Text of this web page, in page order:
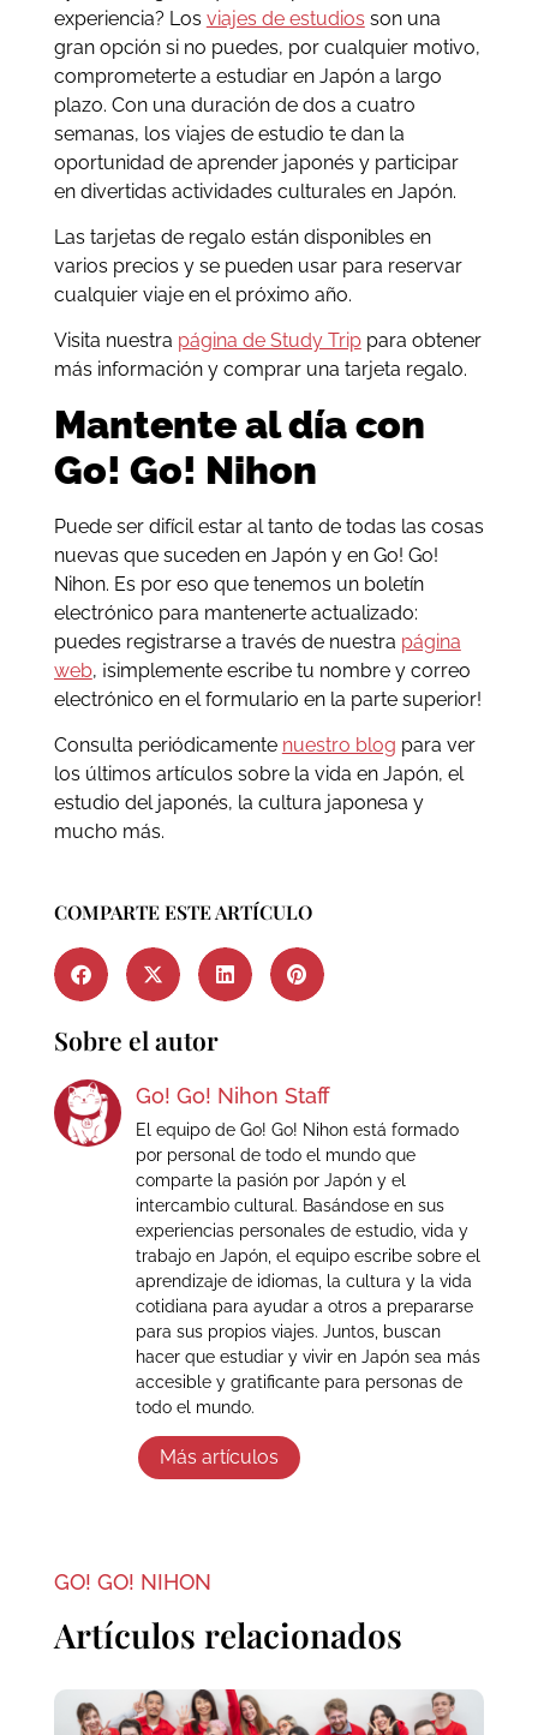
experiencia? Los viajes de estudios son una
gran opción si no puedes, por cualquier motivo,
comprometerte a estudiar en Japón a largo
plazo. Con una duración de dos a cuatro
semanas, los viajes de estudio te dan la
oportunidad de aprender japonés y participar
en divertidas actividades culturales en Japón.
Las tarjetas de regalo están disponibles en
varios precios y se pueden usar para reservar
cualquier viaje en el próximo año.
Visita nuestra página de Study Trippara obtener
más información y comprar una tarjeta regalo.
Mantente al día con
Go! Go! Nihon
Puede ser difícil estar al tanto de todas las cosas
nuevas que suceden en Japón y en Go! Go!
Nihon. Es por eso que tenemos un boletín
electrónico para mantenerte actualizado:
puedes registrarse a través de nuestra página
web, ¡simplemente escribe tu nombre y correo
electrónico en el formulario en la parte superior!
Consulta periódicamente nuestro blog para ver
los últimos artículos sobre la vida en Japón, el
estudio del japonés, la cultura japonesa y
mucho más.
COMPARTE ESTE ARTÍCULO
Sobre el autor
Go! Go! Nihon Staff
El equipo de Go! Go! Nihon está formado
por personal de todo el mundo que
comparte la pasión por Japón y el
intercambio cultural. Basándose en sus
experiencias personales de estudio, vida y
trabajo en Japón, el equipo escribe sobre el
aprendizaje de idiomas, la cultura y la vida
cotidiana para ayudar a otros a prepararse
para sus propios viajes. Juntos, buscan
hacer que estudiar y vivir en Japón sea más
accesible y gratificante para personas de
todo el mundo.
Más artículos
GO! GO! NIHON
Artículos relacionados